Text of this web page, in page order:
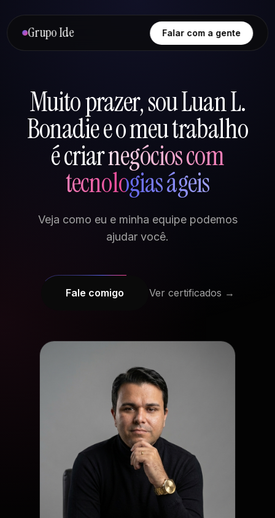
Grupo Ide Falar com a gente
Muito prazer, sou Luan L.
Bonadie e o meu trabalho
é criarnegócios com
tecnologias ágeis
Veja como eu e minha equipe podemos
ajudar você.
Fale comigo Ver certificados →